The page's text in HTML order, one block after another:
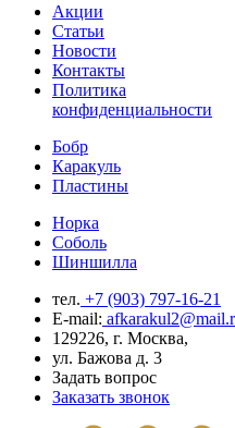
Акции
Статьи
Новости
Контакты
Политика
конфиденциальности
Бобр
Каракуль
Пластины
Норка
Соболь
Шиншилла
тел. +7 (903) 797-16-21
E-mail:
129226, г. Москва,
ул. Бажова д. 3
Задать вопрос
Заказать звонок